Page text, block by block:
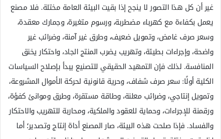
غير أن كل هذا التصور لا ينجح إذا بقيت البيئة العامة مختلة. فلا مصنع
يعمل بكفاءة مع كهرباء مضطربة، ورسوم متغيرة، وجمارك معقدة،
وسعر صرف غامض، وتمويل ضعيف، وطرق غير آمنة، وضرائب غير
واضحة، وإجراءات بطيئة، وتهريب يضرب المنتج الجاد، واحتكار يخنق
المنافسة. لذلك فإن التمهيد الحقيقي للتصنيع يبدأ بإصلاح السياسات
الكلية أولًا: سعر صرف شفاف، وحرية قانونية لحركة الأموال المشروعة،
وتمويل إنتاجي، وضرائب معلنة، وطاقة مستقرة، وطرق وموانئ كفؤة،
ورقمنة للإجراءات، وحماية للعقود والملكية، ومحاربة للتهريب والاحتكار
والفساد. فإذا صلحت هذه البيئة، صار المصنع أداة إنتاج وتصدير؛ أما